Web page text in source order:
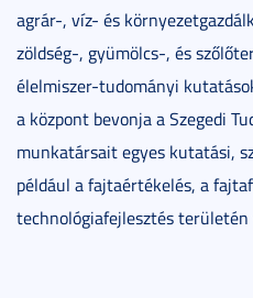
agrár-, víz- és
zöldség-, gyümölcs-, és
élelmiszer-tudományi
a központ bevonja a Szegedi
munkatársait egyes kutatási,
például a fajtaértékelés, a
technológiafejlesztés